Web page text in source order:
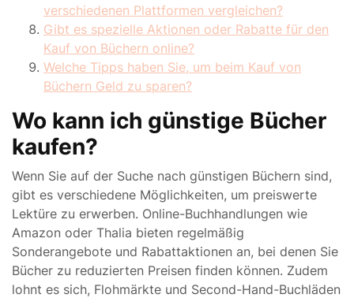
verschiedenen Plattformen vergleichen?
Gibt es spezielle Aktionen oder Rabatte für den
Kauf von Büchern online?
Welche Tipps haben Sie, um beim Kauf von
Büchern Geld zu sparen?
Wo kann ich günstige Bücher
kaufen?
Wenn Sie auf der Suche nach günstigen Büchern sind,
gibt es verschiedene Möglichkeiten, um preiswerte
Lektüre zu erwerben. Online-Buchhandlungen wie
Amazon oder Thalia bieten regelmäßig
Sonderangebote und Rabattaktionen an, bei denen Sie
Bücher zu reduzierten Preisen finden können. Zudem
lohnt es sich, Flohmärkte und Second-Hand-Buchläden